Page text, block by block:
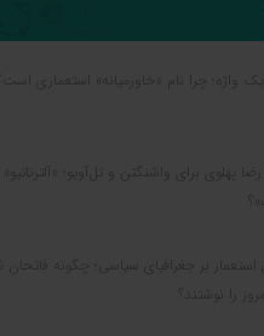
یک واژه؛ چرا نام «خاورمیانه» استعماری
را نوشتند؟